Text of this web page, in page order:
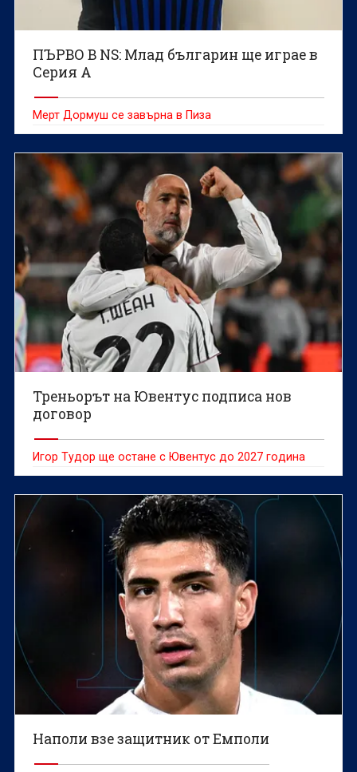
ПЪРВО В NS: Млад българин ще играе в
Серия А
Мерт Дормуш се завърна в Пиза
Треньорът на Ювентус подписа нов
договор
Игор Тудор ще остане с Ювентус до 2027 година
Наполи взе защитник от Емполи